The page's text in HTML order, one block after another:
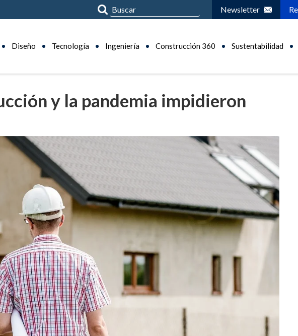
Newsletter
Diseño Tecnología Ingeniería Construcción 360 Sustentabilidad
y la pandemia impidieron